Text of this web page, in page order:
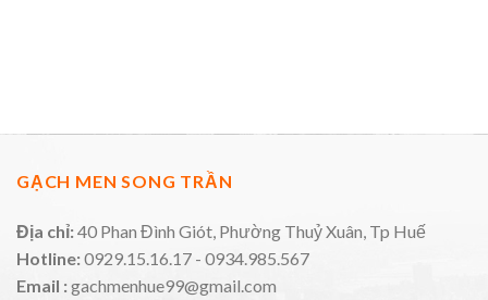
GẠCH MEN SONG TRẦN
Địa chỉ:40 Phan Đình Giót, Phường Thuỷ Xuân, Tp Huế
Hotline:0929.15.16.17 - 0934.985.567
Email :gachmenhue99@gmail.com